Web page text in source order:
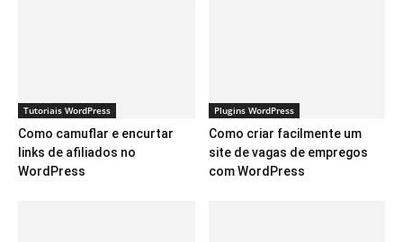
Tutoriais WordPress
Como camuflar e encurtar
links de afiliados no
WordPress
Plugins WordPress
Como criar facilmente um
site de vagas de empregos
com WordPress